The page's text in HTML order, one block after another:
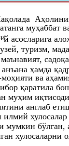
муҳаббат
й асосларига
туризм,
ҳамда
ва
қаратила
муҳим
англаб
мумкин бўлган,